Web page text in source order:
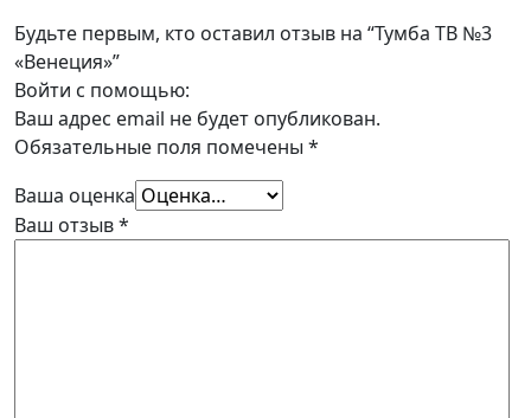
Будьте первым, кто оставил отзыв на “Тумба ТВ №3
«Венеция»”
Войти с помощью:
Ваш адрес email не будет опубликован.
Обязательные поля помечены *
Ваша оценка
Ваш отзыв*